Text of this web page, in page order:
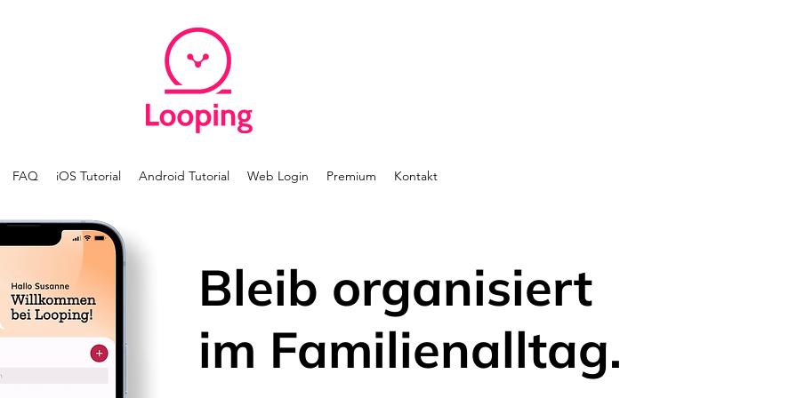
FAQ iOS Tutorial Android Tutorial Web Login Premium Kontakt
Bleib organisiert
im Familienalltag.